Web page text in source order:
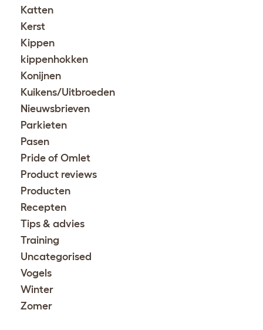
Katten
Kerst
Kippen
kippenhokken
Konijnen
Kuikens/Uitbroeden
Nieuwsbrieven
Parkieten
Pasen
Pride of Omlet
Product reviews
Producten
Recepten
Tips & advies
Training
Uncategorised
Vogels
Winter
Zomer